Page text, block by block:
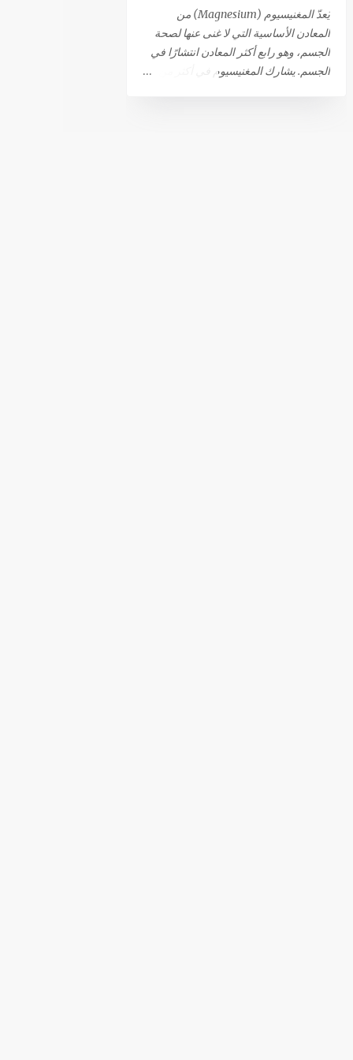
أهم أسباب القذف بدون النشوة الجنسية.
من المحتمل أيضًا أن الذهاب إلى المرحاض
أو ملامسة الحشفة للملابس قد تؤدي إلى
يُعدّ المغنيسيوم (Magnesium) من
المعادن الأساسية التي لا غنى عنها لصحة
الجسم، وهو رابع أكثر المعادن انتشارًا في
الجسم. يشارك المغنيسيوم في أكثر من